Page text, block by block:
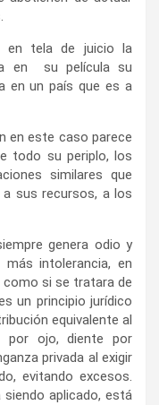
en tela de juicio la
en su película su
en un país que es a
en este caso parece
todo su periplo, los
similares que
a sus recursos, a los
genera odio y
intolerancia, en
como si se tratara de
un principio jurídico
equivalente al
por ojo, diente por
privada al exigir
evitando excesos.
aplicado, está